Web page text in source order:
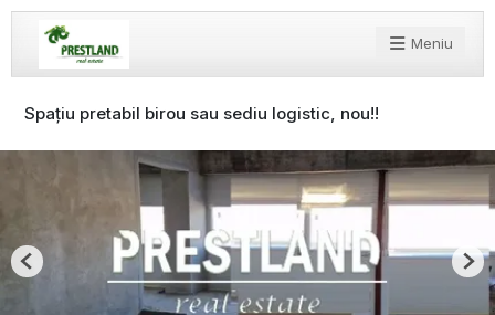
Meniu
Spațiu pretabil birou sau sediu logistic, nou!!
Previous